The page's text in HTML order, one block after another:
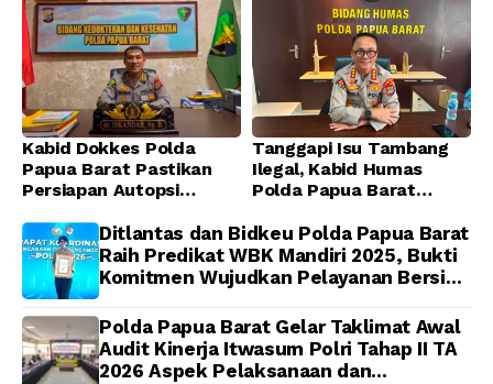
Kabid Dokkes Polda
Papua Barat Pastikan
Persiapan Autopsi
Papua Barat Yanto
Idorway Telah Matang,
Pelaksanaan
Dijadwalkan Kamis
Tanggapi Isu Tambang
Ilegal, Kabid Humas
Polda Papua Barat
Toleransi bagi Oknum
Anggota
Ditlantas dan Bidkeu Polda Papua Barat
Raih Predikat WBK Mandiri 2025, Bukti
Komitmen Wujudkan Pelayanan Bersih
Polda Papua Barat Gelar Taklimat Awal
Audit Kinerja Itwasum Polri Tahap II TA
2026 Aspek Pelaksanaan dan